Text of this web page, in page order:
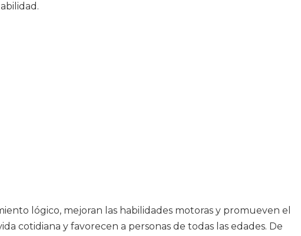
lógico, mejoran las habilidades motoras y promueven el
cotidiana y favorecen a personas de todas las edades. De